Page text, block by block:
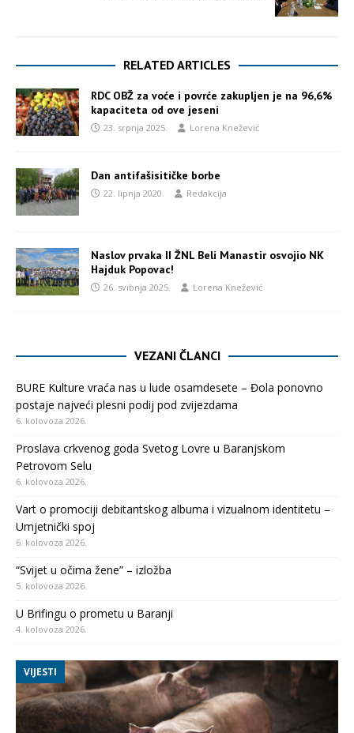
RELATED ARTICLES
RDC OBŽ za voće i povrće zakupljen je na 96,6%
kapaciteta od ove jeseni
23. srpnja 2025. Lorena Knežević
Dan antifašisitičke borbe
22. lipnja 2020. Redakcija
Naslov prvaka II ŽNL Beli Manastir osvojio NK
Hajduk Popovac!
26. svibnja 2025. Lorena Knežević
VEZANI ČLANCI
BURE Kulture vraća nas u lude osamdesete – Đola ponovno
postaje najveći plesni podij pod zvijezdama
6. kolovoza 2026.
Proslava crkvenog goda Svetog Lovre u Baranjskom
Petrovom Selu
6. kolovoza 2026.
Vart o promociji debitantskog albuma i vizualnom identitetu –
Umjetnički spoj
6. kolovoza 2026.
“Svijet u očima žene” – izložba
5. kolovoza 2026.
U Brifingu o prometu u Baranji
4. kolovoza 2026.
VIJESTI